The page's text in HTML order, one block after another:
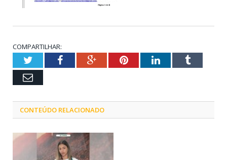
COMPARTILHAR:
TwitterFacebookGoogle+PinterestLinkedInTumblr
Email
CONTEÚDO RELACIONADO